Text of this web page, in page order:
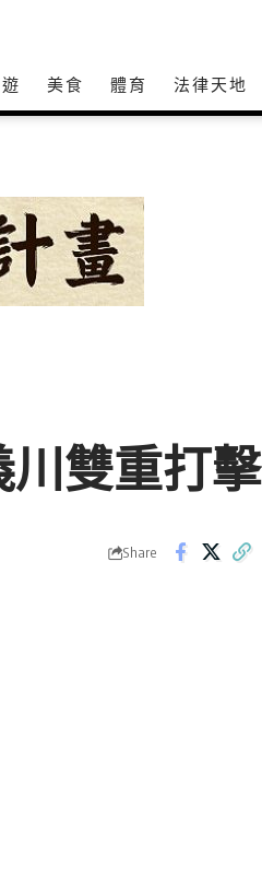
美食 體育 法律天地
雙重打擊
Share